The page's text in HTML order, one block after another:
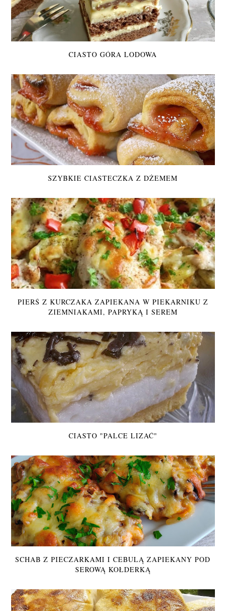
CIASTO GÓRA LODOWA
SZYBKIE CIASTECZKA Z DŻEMEM
PIERŚ Z KURCZAKA ZAPIEKANA W PIEKARNIKU Z
ZIEMNIAKAMI, PAPRYKĄ I SEREM
CIASTO "PALCE LIZAĆ"
SCHAB Z PIECZARKAMI I CEBULĄ ZAPIEKANY POD
SEROWĄ KOŁDERKĄ